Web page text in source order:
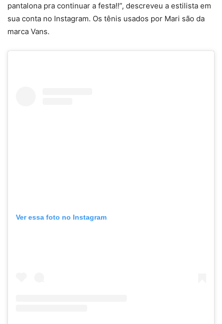
pantalona pra continuar a festa!!”, descreveu a estilista em
sua conta no Instagram. Os tênis usados por Mari são da
marca Vans.
Ver essa foto no Instagram